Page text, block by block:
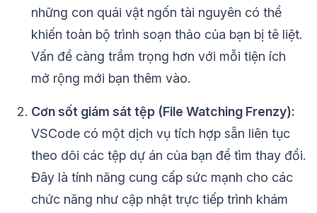
những con quái vật ngốn tài nguyên có thể
khiến toàn bộ trình soạn thảo của bạn bị tê liệt.
Vấn đề càng trầm trọng hơn với mỗi tiện ích
mở rộng mới bạn thêm vào.
Cơn sốt giám sát tệp (File Watching Frenzy):
VSCode có một dịch vụ tích hợp sẵn liên tục
theo dõi các tệp dự án của bạn để tìm thay đổi.
Đây là tính năng cung cấp sức mạnh cho các
chức năng như cập nhật trực tiếp trình khám